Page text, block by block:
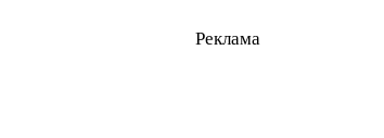
Реклама